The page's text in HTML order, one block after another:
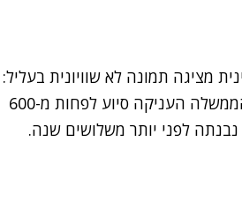
מציגה תמונה לא שוויונית בעליל:
לעומת 50,000 יחידות שנבנו עבור האוכלוסיה היהודית, הממשלה העניקה סיוע לפחות מ-600
נבנתה לפני יותר משלושים שנה.